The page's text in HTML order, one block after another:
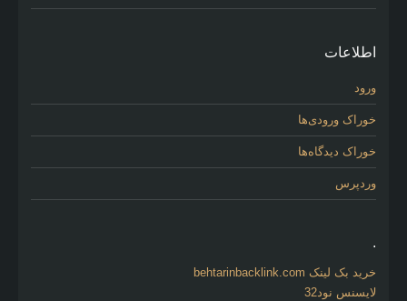
اطلاعات
ورود
خوراک ورودی‌ها
خوراک دیدگاه‌ها
وردپرس
.
خرید بک لینک behtarinbacklink.com
لایسنس نود32